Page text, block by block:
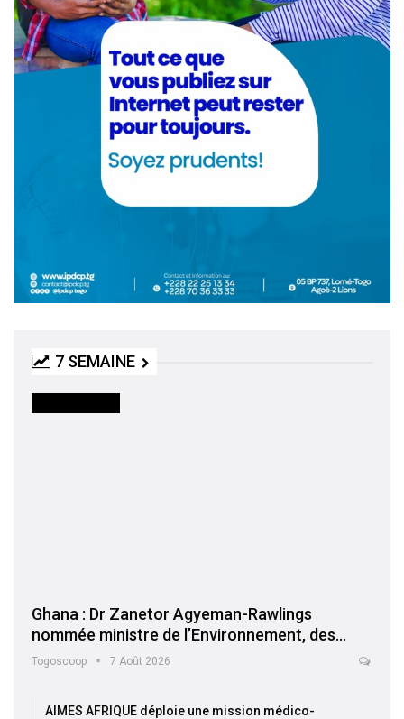
7 SEMAINE
Ghana : Dr Zanetor Agyeman-Rawlings
nommée ministre de l’Environnement, des…
Togoscoop 7 Août 2026
AIMES AFRIQUE déploie une mission médico-